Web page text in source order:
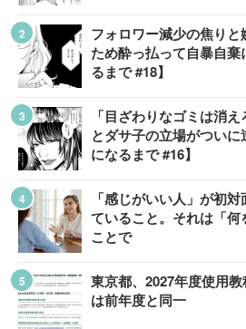
フォロワー減少の焦り
ため酔っ払って自暴自
るまで #18】
「目ざわりなゴミは消
とダサ子の立場がつい
になるまで #16】
「感じがいい人」が初
ていること。それは「
ことで
東京都、2027年度使用
は前年度と同一